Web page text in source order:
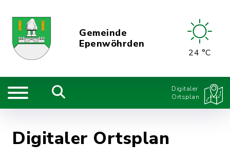
Gemeinde
Epenwöhrden
24 °C
Digitaler
Ortsplan
Digitaler Ortsplan